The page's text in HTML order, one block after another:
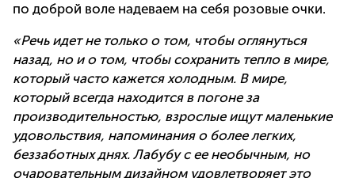
по доброй воле надеваем на себя розовые очки.
«Речь идет не только о том, чтобы оглянуться
назад, но и о том, чтобы сохранить тепло в мире,
который часто кажется холодным. В мире,
который всегда находится в погоне за
производительностью, взрослые ищут маленькие
удовольствия, напоминания о более легких,
беззаботных днях. Лабубу с ее необычным, но
очаровательным дизайном удовлетворяет это